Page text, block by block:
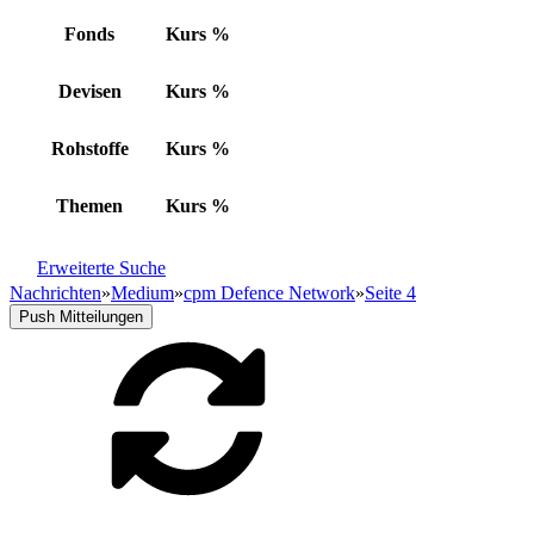
Fonds Kurs %
Devisen Kurs %
Rohstoffe Kurs %
Themen Kurs %
Erweiterte Suche
Nachrichten»Medium»cpm Defence Network»Seite 4
Push Mitteilungen